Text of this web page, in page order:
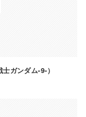
ガンダム-9-）